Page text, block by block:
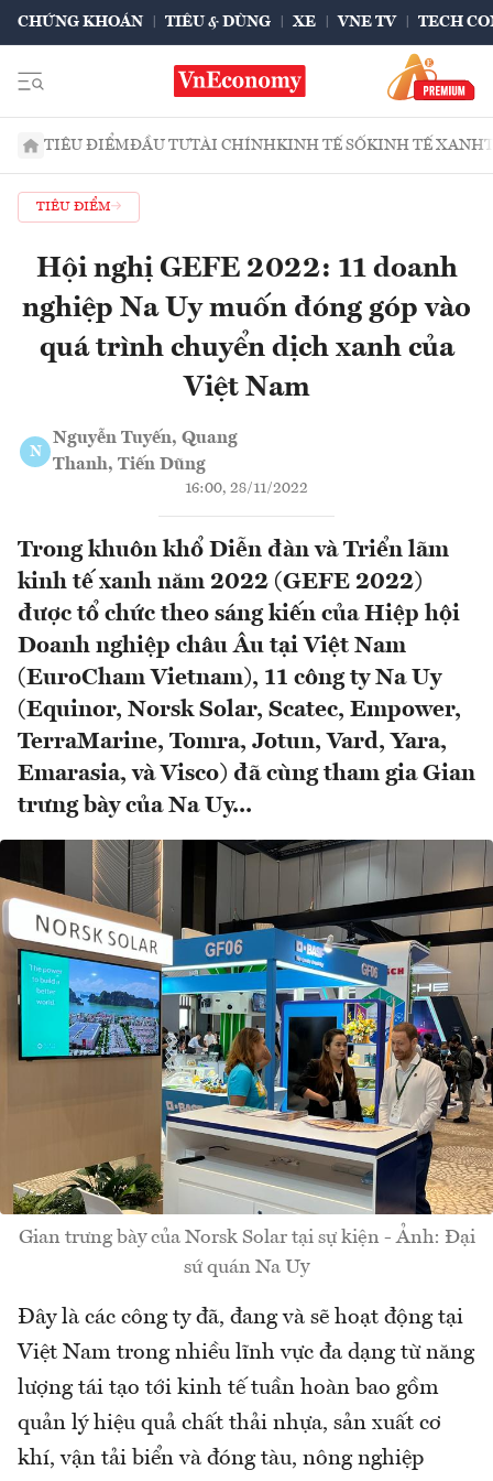
CHỨNG KHOÁN TIÊU & DÙNG XE VNE TV TECH
TIÊU ĐIỂMĐẦU TƯTÀI CHÍNHKINH TẾ SỐKINH TẾ XANH
TIÊU ĐIỂM
Hội nghị GEFE 2022: 11 doanh
nghiệp Na Uy muốn đóng góp vào
quá trình chuyển dịch xanh của
Việt Nam
N
Nguyễn Tuyến, Quang
Thanh, Tiến Dũng
16:00, 28/11/2022
Trong khuôn khổ Diễn đàn và Triển lãm
kinh tế xanh năm 2022 (GEFE 2022)
được tổ chức theo sáng kiến của Hiệp hội
Doanh nghiệp châu Âu tại Việt Nam
(EuroCham Vietnam), 11 công ty Na Uy
(Equinor, Norsk Solar, Scatec, Empower,
TerraMarine, Tomra, Jotun, Vard, Yara,
Emarasia, và Visco) đã cùng tham gia Gian
trưng bày của Na Uy...
Gian trưng bày của Norsk Solar tại sự kiện - Ảnh: Đại
sứ quán Na Uy
Đây là các công ty đã, đang và sẽ hoạt động tại
Việt Nam trong nhiều lĩnh vực đa dạng từ năng
lượng tái tạo tới kinh tế tuần hoàn bao gồm
quản lý hiệu quả chất thải nhựa, sản xuất cơ
khí, vận tải biển và đóng tàu, nông nghiệp